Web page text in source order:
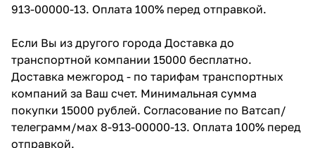
913-00000-13. Оплата 100% перед отправкой.
Если Вы из другого города Доставка до
транспортной компании 15000 бесплатно.
Доставка межгород - по тарифам транспортных
компаний за Ваш счет. Минимальная сумма
покупки 15000 рублей. Согласование по Ватсап/
телеграмм/мах 8-913-00000-13. Оплата 100% перед
отправкой.